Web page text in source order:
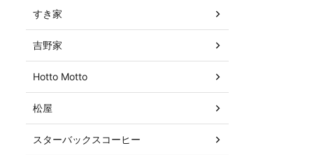
すき家
吉野家
Hotto Motto
松屋
スターバックスコーヒー